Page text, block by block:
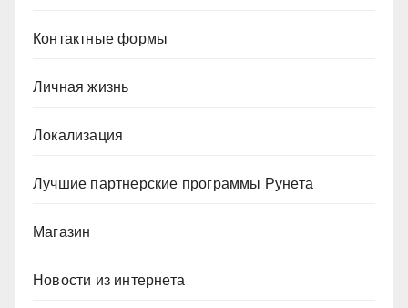
Контактные формы
Личная жизнь
Локализация
Лучшие партнерские программы Рунета
Магазин
Новости из интернета